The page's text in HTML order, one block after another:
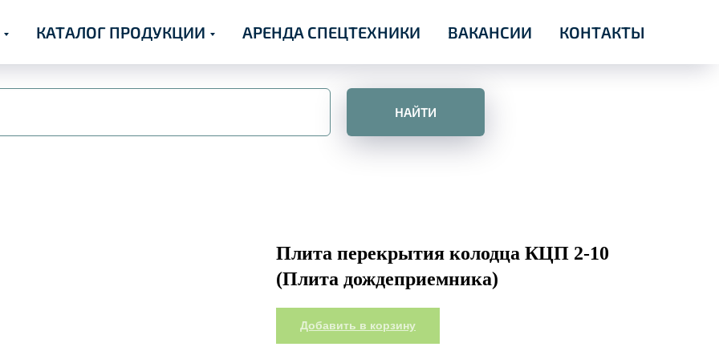
КАТАЛОГ ПРОДУКЦИИ АРЕНДА СПЕЦТЕХНИКИ ВАКАНСИИ КОНТАКТЫ
НАЙТИ
Плита перекрытия колодца КЦП 2-10
(Плита дождеприемника)
Добавить в корзину